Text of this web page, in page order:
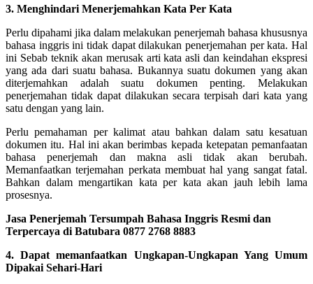
3. Menghindari Menerjemahkan Kata Per Kata
Perlu dipahami jika dalam melakukan penerjemah bahasa khususnya
bahasa inggris ini tidak dapat dilakukan penerjemahan per kata. Hal
ini Sebab teknik akan merusak arti kata asli dan keindahan ekspresi
yang ada dari suatu bahasa. Bukannya suatu dokumen yang akan
diterjemahkan adalah suatu dokumen penting. Melakukan
penerjemahan tidak dapat dilakukan secara terpisah dari kata yang
satu dengan yang lain.
Perlu pemahaman per kalimat atau bahkan dalam satu kesatuan
dokumen itu. Hal ini akan berimbas kepada ketepatan pemanfaatan
bahasa penerjemah dan makna asli tidak akan berubah.
Memanfaatkan terjemahan perkata membuat hal yang sangat fatal.
Bahkan dalam mengartikan kata per kata akan jauh lebih lama
prosesnya.
Jasa Penerjemah Tersumpah Bahasa Inggris Resmi dan
Terpercaya di Batubara 0877 2768 8883
4. Dapat memanfaatkan Ungkapan-Ungkapan Yang Umum
Dipakai Sehari-Hari